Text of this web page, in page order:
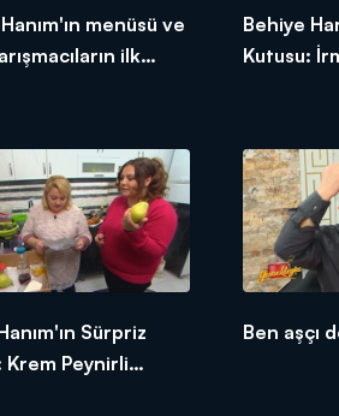
menüsü ve
ilk
Behiye
Kutusu:
Sürpriz
Krem Peynirli
Ben aşçı